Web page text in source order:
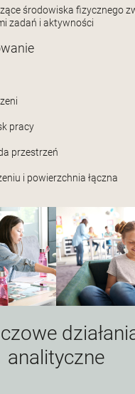
środowiska fizycznego
zadań i aktywności
pracy
przestrzeń
i powierzchnia łączna
analityczne